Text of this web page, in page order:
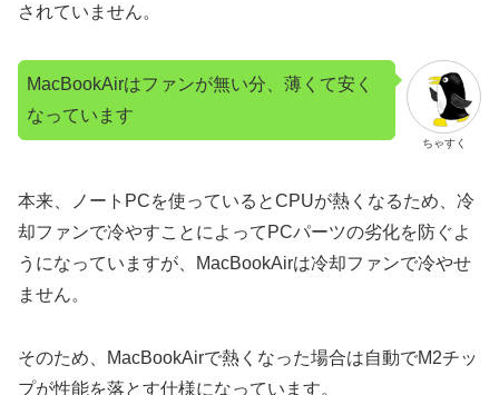
されていません。
ちゃすく
MacBookAirはファンが無い分、薄くて安く
なっています
本来、ノートPCを使っているとCPUが熱くなるため、冷
却ファンで冷やすことによってPCパーツの劣化を防ぐよ
うになっていますが、MacBookAirは冷却ファンで冷やせ
ません。
そのため、MacBookAirで熱くなった場合は自動でM2チッ
プが性能を落とす仕様になっています。